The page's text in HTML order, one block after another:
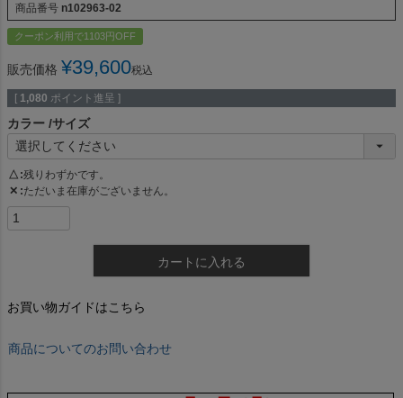
商品番号 n102963-02
クーポン利用で1103円OFF
販売価格 ¥39,600税込
[ 1,080 ポイント進呈 ]
カラー サイズ
△ 残りわずかです。
✕ ただいま在庫がございません。
カートに入れる
お買い物ガイドはこちら
商品についてのお問い合わせ